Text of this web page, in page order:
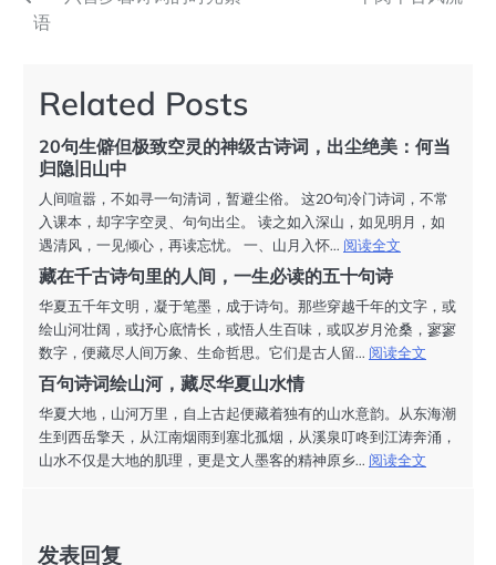
章
航
语
Related Posts
20句生僻但极致空灵的神级古诗词，出尘绝美：何当
归隐旧山中
人间喧嚣，不如寻一句清词，暂避尘俗。 这20句冷门诗词，不常
入课本，却字字空灵、句句出尘。 读之如入深山，如见明月，如
遇清风，一见倾心，再读忘忧。 一、山月入怀... 阅读全文
藏在千古诗句里的人间，一生必读的五十句诗
华夏五千年文明，凝于笔墨，成于诗句。那些穿越千年的文字，或
绘山河壮阔，或抒心底情长，或悟人生百味，或叹岁月沧桑，寥寥
数字，便藏尽人间万象、生命哲思。它们是古人留... 阅读全文
百句诗词绘山河，藏尽华夏山水情
华夏大地，山河万里，自上古起便藏着独有的山水意韵。从东海潮
生到西岳擎天，从江南烟雨到塞北孤烟，从溪泉叮咚到江涛奔涌，
山水不仅是大地的肌理，更是文人墨客的精神原乡... 阅读全文
发表回复